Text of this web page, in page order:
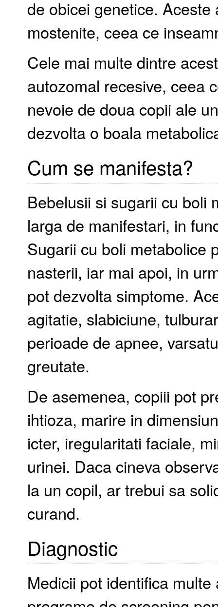
de obicei genetice.
mostenite, ceea ce
Cele mai multe dintre
autozomal recesive, ceea
nevoie de doua copii ale
dezvolta o boala
Cum se manifesta?
Bebelusii si sugarii cu boli
larga de manifestari, in
Sugarii cu boli metabolice
nasterii, iar mai apoi, in
pot dezvolta simptome.
agitatie, slabiciune,
perioade de apnee,
greutate.
De asemenea, copiii pot
ihtioza, marire in
icter, iregularitati faciale,
urinei. Daca cineva
la un copil, ar trebui sa
curand.
Diagnostic
Medicii pot identifica